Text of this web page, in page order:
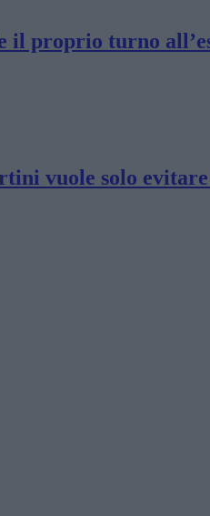
il proprio turno
vuole solo